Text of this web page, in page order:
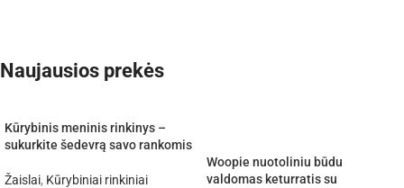
Naujausios prekės
Kūrybinis meninis rinkinys –
sukurkite šedevrą savo rankomis
Žaislai, Kūrybiniai rinkiniai
Woopie nuotoliniu būdu
valdomas keturratis su